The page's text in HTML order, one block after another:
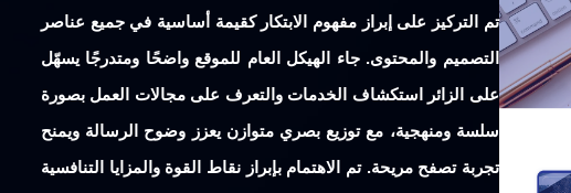
تم التركيز على إبراز مفهوم الابتكار كقيمة أساسية في جميع عناصر
التصميم والمحتوى. جاء الهيكل العام للموقع واضحًا ومتدرجًا يسهّل
على الزائر استكشاف الخدمات والتعرف على مجالات العمل بصورة
سلسة ومنهجية، مع توزيع بصري متوازن يعزز وضوح الرسالة ويمنح
تجربة تصفح مريحة. تم الاهتمام بإبراز نقاط القوة والمزايا التنافسية